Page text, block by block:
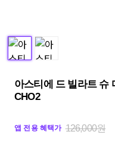
아스티에 드 빌라트 슈
CHO2
앱 전용 혜택가 126,000원